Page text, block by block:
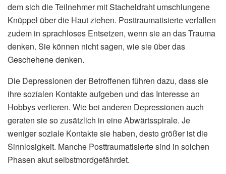
dem sich die Teilnehmer mit Stacheldraht umschlungene
Knüppel über die Haut ziehen. Posttraumatisierte verfallen
zudem in sprachloses Entsetzen, wenn sie an das Trauma
denken. Sie können nicht sagen, wie sie über das
Geschehene denken.
Die Depressionen der Betroffenen führen dazu, dass sie
ihre sozialen Kontakte aufgeben und das Interesse an
Hobbys verlieren. Wie bei anderen Depressionen auch
geraten sie so zusätzlich in eine Abwärtsspirale. Je
weniger soziale Kontakte sie haben, desto größer ist die
Sinnlosigkeit. Manche Posttraumatisierte sind in solchen
Phasen akut selbstmordgefährdet.